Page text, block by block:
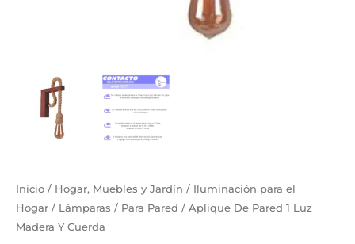
Inicio / Hogar, Muebles y Jardín / Iluminación para el
Hogar / Lámparas / Para Pared / Aplique De Pared 1 Luz
Madera Y Cuerda